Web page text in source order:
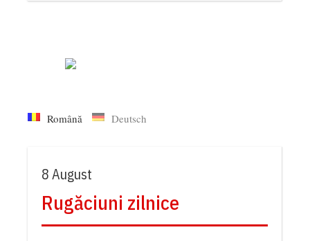
Română Deutsch
8 August
Rugăciuni zilnice